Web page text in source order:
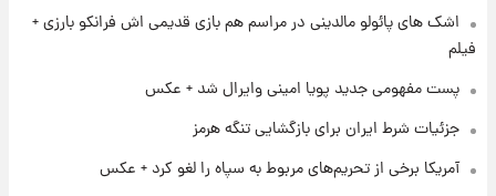
پروین اعتصامی در دوران نوجوانی؛ اواخر دهه
۱۲۹۰ شمسی
۱ روز پیش
هسته‌ای در آسمان ظاهر شد
اشک های پائولو مالدینی در مراسم هم بازی قدیمی اش فرانکو بارزی +
فیلم
پست مفهومی جدید پویا امینی وایرال شد + عکس
جزئیات شرط ایران برای بازگشایی تنگه هرمز
آمریکا برخی از تحریم‌های مربوط به سپاه را لغو کرد + عکس